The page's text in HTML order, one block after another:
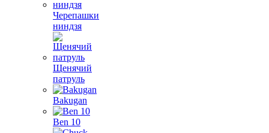
Черепашки
ниндзя
Щенячий
патруль
Bakugan
Ben 10